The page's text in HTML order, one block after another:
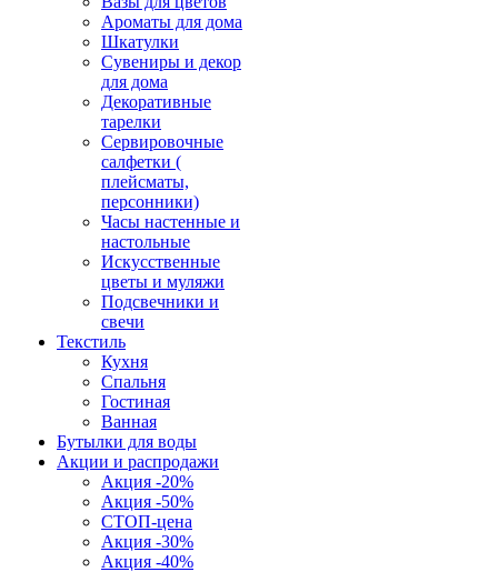
Ароматы для дома
Шкатулки
Сувениры и декор
для дома
Декоративные
тарелки
Сервировочные
салфетки (
плейсматы,
персонники)
Часы настенные и
настольные
Искусственные
цветы и муляжи
Подсвечники и
свечи
Текстиль
Кухня
Спальня
Гостиная
Ванная
Бутылки для воды
Акции и распродажи
Акция -20%
Акция -50%
СТОП-цена
Акция -30%
Акция -40%